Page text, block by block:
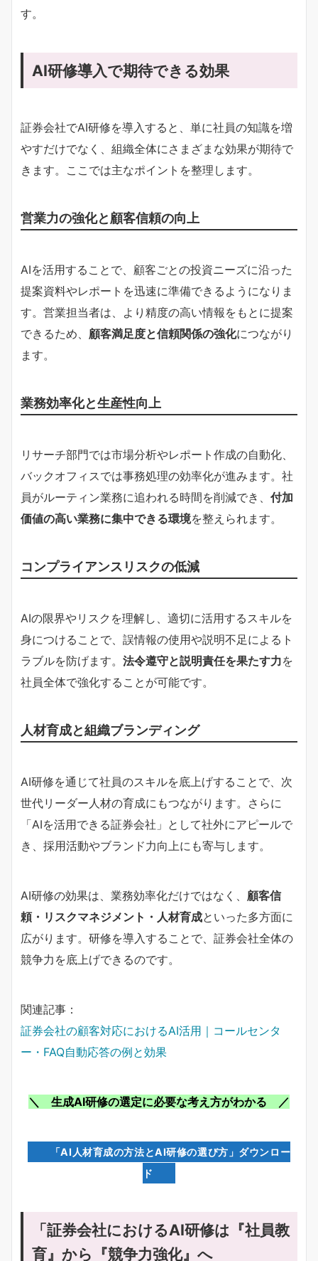
す。
AI研修導入で期待できる効果
証券会社でAI研修を導入すると、単に社員の知識を増
やすだけでなく、組織全体にさまざまな効果が期待で
きます。ここでは主なポイントを整理します。
営業力の強化と顧客信頼の向上
AIを活用することで、顧客ごとの投資ニーズに沿った
提案資料やレポートを迅速に準備できるようになりま
す。営業担当者は、より精度の高い情報をもとに提案
できるため、 顧客満足度と信頼関係の強化につながり
ます。
業務効率化と生産性向上
リサーチ部門では市場分析やレポート作成の自動化、
バックオフィスでは事務処理の効率化が進みます。社
員がルーティン業務に追われる時間を削減でき、 付加
価値の高い業務に集中できる環境を整えられます。
コンプライアンスリスクの低減
AIの限界やリスクを理解し、適切に活用するスキルを
身につけることで、誤情報の使用や説明不足によるト
ラブルを防げます。 法令遵守と説明責任を果たす力を
社員全体で強化することが可能です。
人材育成と組織ブランディング
AI研修を通じて社員のスキルを底上げすることで、次
世代リーダー人材の育成にもつながります。さらに
「AIを活用できる証券会社」として社外にアピールで
き、採用活動やブランド力向上にも寄与します。
AI研修の効果は、業務効率化だけではなく、 顧客信
頼・リスクマネジメント・人材育成といった多方面に
広がります。研修を導入することで、証券会社全体の
競争力を底上げできるのです。
関連記事：
証券会社の顧客対応におけるAI活用｜コールセンタ
ー・FAQ自動応答の例と効果
＼ 生成AI研修の選定に必要な考え方がわかる ／
「AI人材育成の方法とAI研修の選び方」ダウンロー
ド
「証券会社におけるAI研修は『社員教
育』から『競争力強化』へ